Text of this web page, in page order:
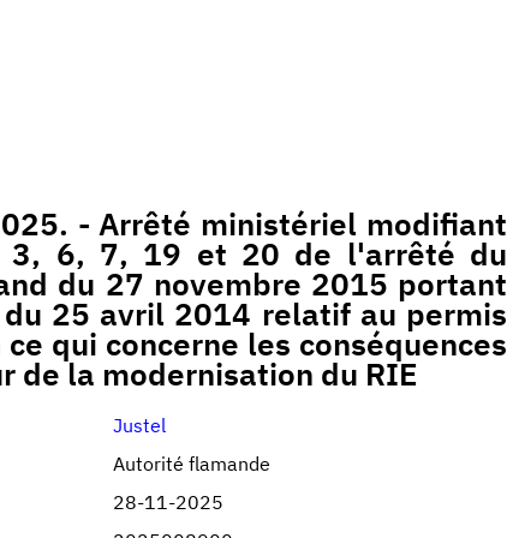
- Arrêté ministériel modifiant
3, 6, 7, 19 et 20 de l'arrêté du
du 27 novembre 2015 portant
25 avril 2014 relatif au permis
qui concerne les conséquences
de la modernisation du RIE
Justel
Autorité flamande
28-11-2025